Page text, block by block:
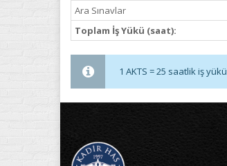
Ara Sınavlar
Toplam İş Yükü (saat):
1 AKTS = 25 saatlik iş yükü